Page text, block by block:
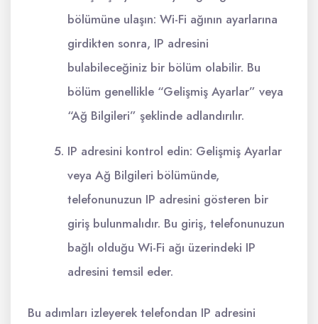
bölümüne ulaşın: Wi-Fi ağının ayarlarına
girdikten sonra, IP adresini
bulabileceğiniz bir bölüm olabilir. Bu
bölüm genellikle “Gelişmiş Ayarlar” veya
“Ağ Bilgileri” şeklinde adlandırılır.
IP adresini kontrol edin: Gelişmiş Ayarlar
veya Ağ Bilgileri bölümünde,
telefonunuzun IP adresini gösteren bir
giriş bulunmalıdır. Bu giriş, telefonunuzun
bağlı olduğu Wi-Fi ağı üzerindeki IP
adresini temsil eder.
Bu adımları izleyerek telefondan IP adresini